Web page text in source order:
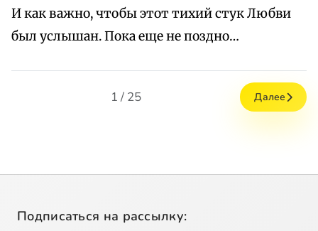
И как важно, чтобы этот тихий стук Любви
был услышан. Пока еще не поздно…
1 / 25 Далее
Подписаться на рассылку: